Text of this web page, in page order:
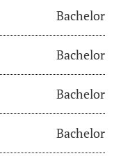
Bachelor
Bachelor
Bachelor
Bachelor